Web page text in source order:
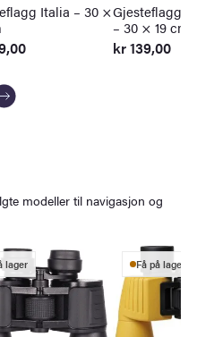
Italia – 30 ×Gjesteflagg
– 30 × 19 cm
kr139,00
modeller til navigasjon og
lager Få på lager